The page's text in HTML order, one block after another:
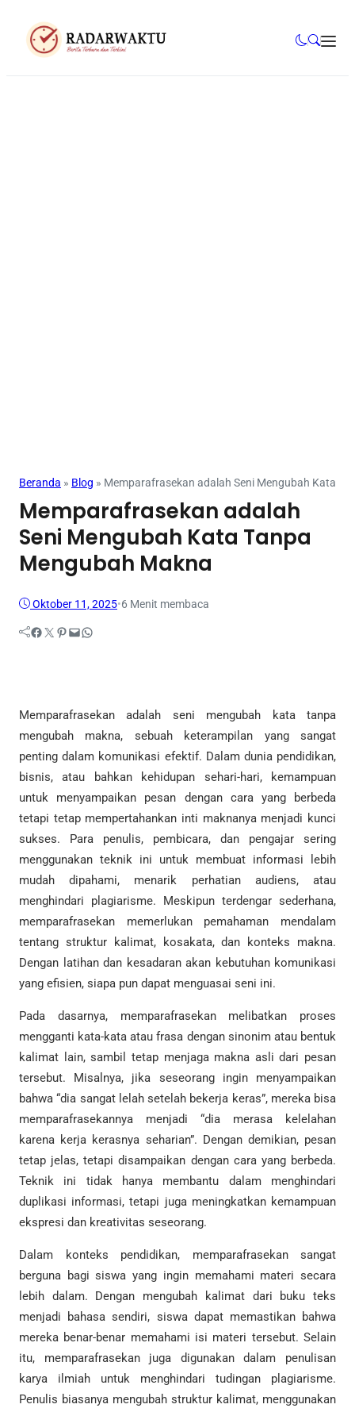
Beranda » Blog » Memparafrasekan adalah Seni Mengubah Kata
Memparafrasekan adalah
Seni Mengubah Kata Tanpa
Mengubah Makna
Oktober 11, 2025•6 Menit membaca
Facebook Twitter Pinterest Mail WhatsApp
Memparafrasekan adalah seni mengubah kata tanpa
mengubah makna, sebuah keterampilan yang sangat
penting dalam komunikasi efektif. Dalam dunia pendidikan,
bisnis, atau bahkan kehidupan sehari-hari, kemampuan
untuk menyampaikan pesan dengan cara yang berbeda
tetapi tetap mempertahankan inti maknanya menjadi kunci
sukses. Para penulis, pembicara, dan pengajar sering
menggunakan teknik ini untuk membuat informasi lebih
mudah dipahami, menarik perhatian audiens, atau
menghindari plagiarisme. Meskipun terdengar sederhana,
memparafrasekan memerlukan pemahaman mendalam
tentang struktur kalimat, kosakata, dan konteks makna.
Dengan latihan dan kesadaran akan kebutuhan komunikasi
yang efisien, siapa pun dapat menguasai seni ini.
Pada dasarnya, memparafrasekan melibatkan proses
mengganti kata-kata atau frasa dengan sinonim atau bentuk
kalimat lain, sambil tetap menjaga makna asli dari pesan
tersebut. Misalnya, jika seseorang ingin menyampaikan
bahwa “dia sangat lelah setelah bekerja keras”, mereka bisa
memparafrasekannya menjadi “dia merasa kelelahan
karena kerja kerasnya seharian”. Dengan demikian, pesan
tetap jelas, tetapi disampaikan dengan cara yang berbeda.
Teknik ini tidak hanya membantu dalam menghindari
duplikasi informasi, tetapi juga meningkatkan kemampuan
ekspresi dan kreativitas seseorang.
Dalam konteks pendidikan, memparafrasekan sangat
berguna bagi siswa yang ingin memahami materi secara
lebih dalam. Dengan mengubah kalimat dari buku teks
menjadi bahasa sendiri, siswa dapat memastikan bahwa
mereka benar-benar memahami isi materi tersebut. Selain
itu, memparafrasekan juga digunakan dalam penulisan
karya ilmiah untuk menghindari tudingan plagiarisme.
Penulis biasanya mengubah struktur kalimat, menggunakan